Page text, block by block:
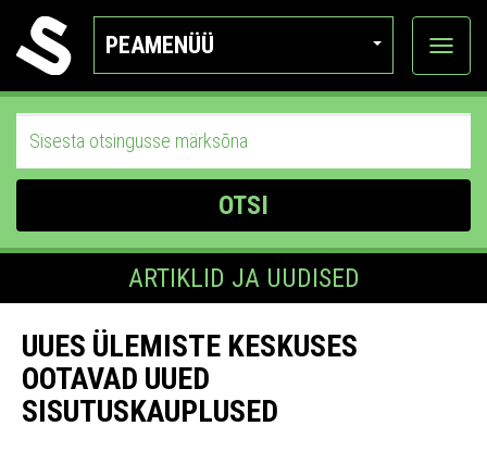
PEAMENÜÜ
Ava
OTSI
ARTIKLID JA UUDISED
UUES ÜLEMISTE KESKUSES
OOTAVAD UUED
SISUTUSKAUPLUSED